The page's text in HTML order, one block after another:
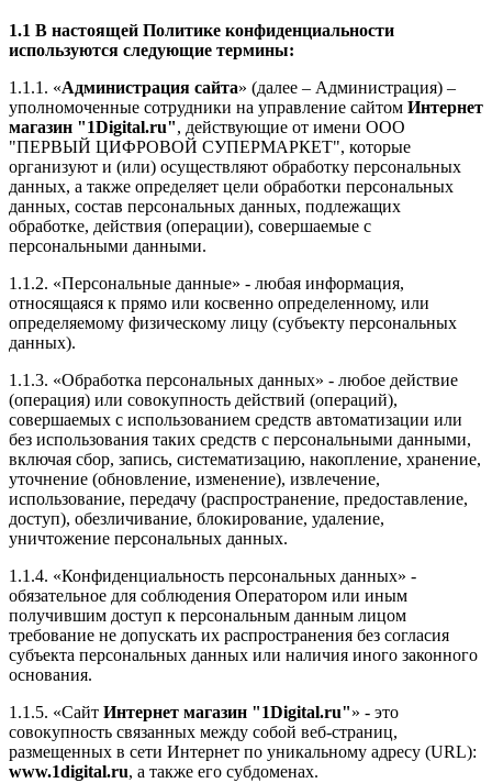
1.1 В настоящей Политике конфиденциальности
используются следующие термины:
1.1.1. «Администрация сайта» (далее – Администрация) –
уполномоченные сотрудники на управление сайтом Интернет
магазин "1Digital.ru", действующие от имени ООО
"ПЕРВЫЙ ЦИФРОВОЙ СУПЕРМАРКЕТ", которые
организуют и (или) осуществляют обработку персональных
данных, а также определяет цели обработки персональных
данных, состав персональных данных, подлежащих
обработке, действия (операции), совершаемые с
персональными данными.
1.1.2. «Персональные данные» - любая информация,
относящаяся к прямо или косвенно определенному, или
определяемому физическому лицу (субъекту персональных
данных).
1.1.3. «Обработка персональных данных» - любое действие
(операция) или совокупность действий (операций),
совершаемых с использованием средств автоматизации или
без использования таких средств с персональными данными,
включая сбор, запись, систематизацию, накопление, хранение,
уточнение (обновление, изменение), извлечение,
использование, передачу (распространение, предоставление,
доступ), обезличивание, блокирование, удаление,
уничтожение персональных данных.
1.1.4. «Конфиденциальность персональных данных» -
обязательное для соблюдения Оператором или иным
получившим доступ к персональным данным лицом
требование не допускать их распространения без согласия
субъекта персональных данных или наличия иного законного
основания.
1.1.5. «Сайт Интернет магазин "1Digital.ru"» - это
совокупность связанных между собой веб-страниц,
размещенных в сети Интернет по уникальному адресу (URL):
www.1digital.ru, а также его субдоменах.